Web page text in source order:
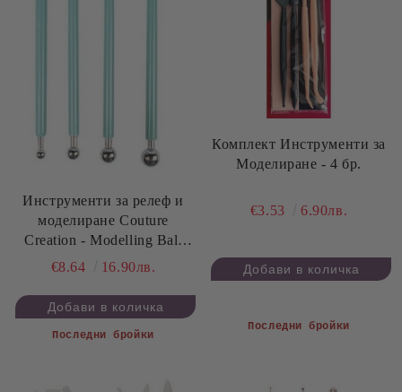
Инструменти за релеф и
моделиране Couture
Creation - Modelling Ball
Tools - 4 бр.
€8.64 16.90лв.
Последни бройки
Комплект Инструменти за
Моделиране - 4 бр.
€3.53 6.90лв.
Последни бройки